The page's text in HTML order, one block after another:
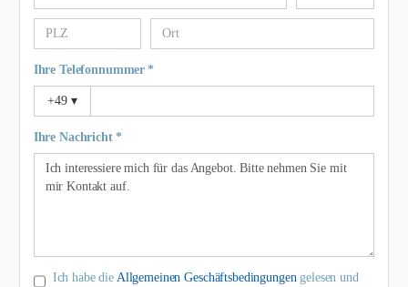
Ihre Telefonnummer *
+49 ▾
Ihre Nachricht *
Ich habe die Allgemeinen Geschäftsbedingungen gelesen und